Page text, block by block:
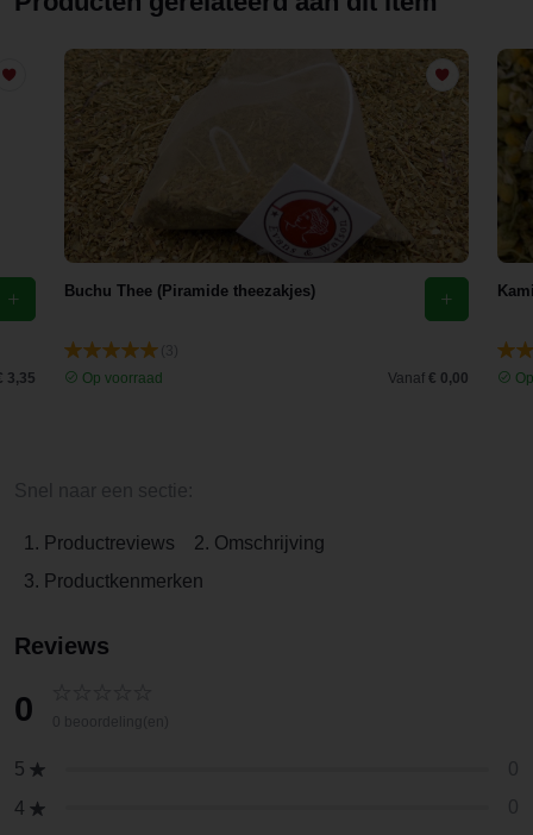
3,35
Buchu Thee (Piramide theezakjes)
Op voorraad
Vanaf € 0,00
1. Productreviews
2. Omschrijving
3. Productkenmerken
Reviews
0
5
4